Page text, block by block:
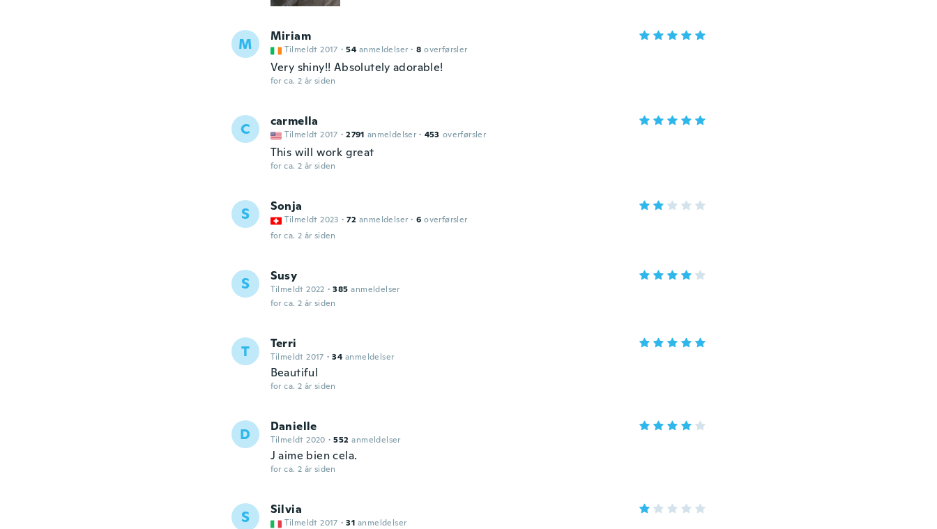
M Miriam
Tilmeldt 2017 · 54 anmeldelser · 8 overførsler
Very shiny!! Absolutely adorable!
for ca. 2 år siden
C carmella
Tilmeldt 2017 · 2791 anmeldelser · 453 overførsler
This will work great
for ca. 2 år siden
S Sonja
Tilmeldt 2023 · 72 anmeldelser · 6 overførsler
for ca. 2 år siden
S Susy
Tilmeldt 2022 · 385 anmeldelser
for ca. 2 år siden
T Terri
Tilmeldt 2017 · 34 anmeldelser
Beautiful
for ca. 2 år siden
D Danielle
Tilmeldt 2020 · 552 anmeldelser
J aime bien cela.
for ca. 2 år siden
S Silvia
Tilmeldt 2017 · 31 anmeldelser